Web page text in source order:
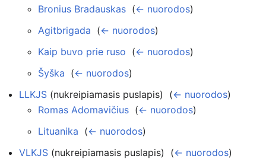
Bronius Bradauskas (← nuorodos)
Agitbrigada (← nuorodos)
Kaip buvo prie ruso (← nuorodos)
Šyška (← nuorodos)
LLKJS (nukreipiamasis puslapis) ‎ (← nuorodos)
Romas Adomavičius (← nuorodos)
Lituanika (← nuorodos)
VLKJS (nukreipiamasis puslapis) ‎ (← nuorodos)